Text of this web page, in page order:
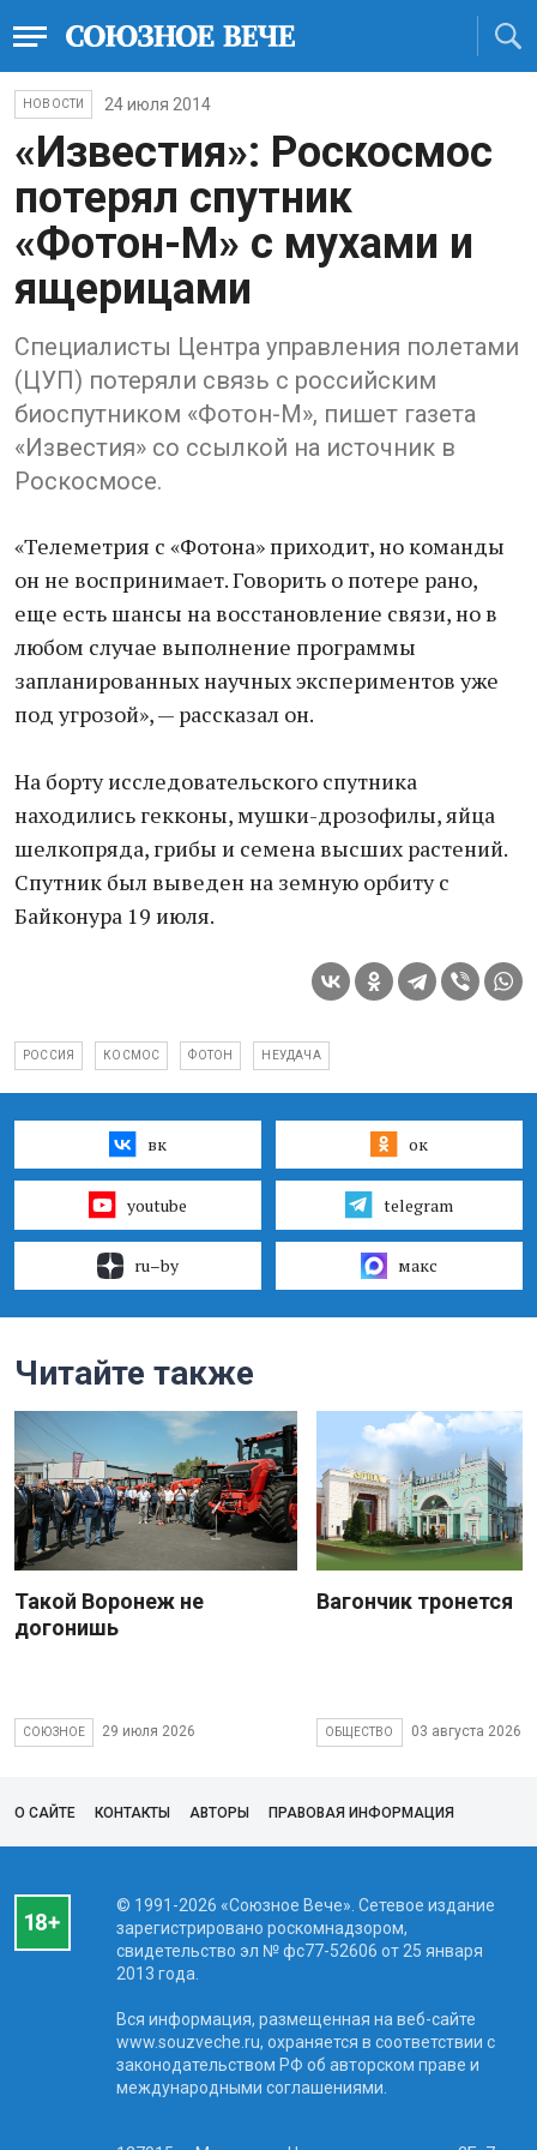
НОВОСТИ 24 июля 2014
«Известия»: Роскосмос
потерял спутник
«Фотон-М» с мухами и
ящерицами
Специалисты Центра управления полетами
(ЦУП) потеряли связь с российским
биоспутником «Фотон-М», пишет газета
«Известия» со ссылкой на источник в
Роскосмосе.
«Телеметрия с «Фотона» приходит, но команды
он не воспринимает. Говорить о потере рано,
еще есть шансы на восстановление связи, но в
любом случае выполнение программы
запланированных научных экспериментов уже
под угрозой», — рассказал он.
На борту исследовательского спутника
находились гекконы, мушки-дрозофилы, яйца
шелкопряда, грибы и семена высших растений.
Спутник был выведен на земную орбиту с
Байконура 19 июля.
РОССИЯ КОСМОС ФОТОН НЕУДАЧА
вк ок
youtube telegram
ru–by макс
Читайте также
Такой Воронеж не
догонишь
СОЮЗНОЕ 29 июля 2026
Вагончик тронется
ОБЩЕСТВО 03 августа 2026
О САЙТЕ КОНТАКТЫ АВТОРЫ ПРАВОВАЯ ИНФОРМАЦИЯ
© 1991-2026 «Союзное Вече». Сетевое издание
зарегистрировано роскомнадзором,
свидетельство эл № фc77-52606 от 25 января
2013 года.
Вся информация, размещенная на веб-сайте
www.souzveche.ru, охраняется в соответствии с
законодательством РФ об авторском праве и
международными соглашениями.